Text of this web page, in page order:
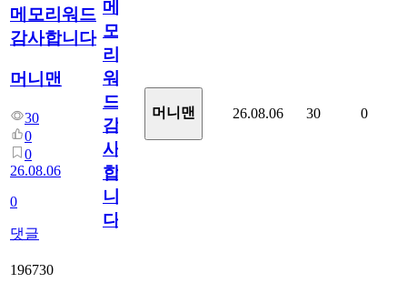
메모리워드
감사합니다
머니맨
30
0
0
26.08.06
0
댓글
메
모
리
워
드
감
사
합
니
다
머니맨 26.08.06 30 0
196730